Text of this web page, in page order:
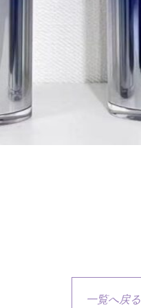
一覧へ戻る